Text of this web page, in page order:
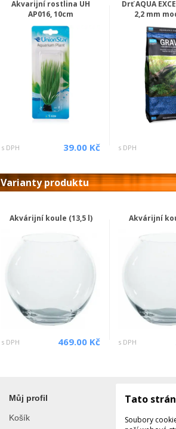
Akvarijní rostlina UH
AP016, 10cm
s DPH 39.00 Kč
Drť AQUA
2,2 mm
s DPH
Varianty produktu
Akvárijní koule (13,5 l)
s DPH 469.00 Kč
Akvárijní
s DPH
Můj profil
Košík
Tato
Soubory